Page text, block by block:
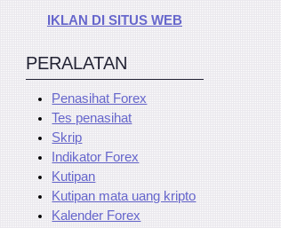
IKLAN DI SITUS WEB
PERALATAN
Penasihat Forex
Tes penasihat
Skrip
Indikator Forex
Kutipan
Kutipan mata uang kripto
Kalender Forex